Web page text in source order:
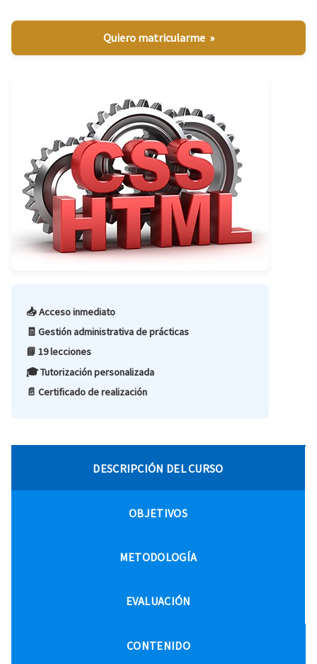
Quiero matricularme »
📥 Acceso inmediato
🧾 Gestión administrativa de prácticas
📘 19 lecciones
🎓 Tutorización personalizada
📄 Certificado de realización
DESCRIPCIÓN DEL CURSO
OBJETIVOS
METODOLOGÍA
EVALUACIÓN
CONTENIDO